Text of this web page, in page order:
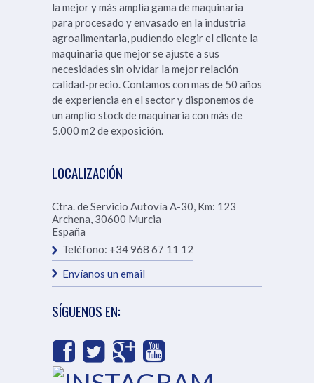
la mejor y más amplia gama de maquinaria
para procesado y envasado en la industria
agroalimentaria, pudiendo elegir el cliente la
maquinaria que mejor se ajuste a sus
necesidades sin olvidar la mejor relación
calidad-precio. Contamos con mas de 50 años
de experiencia en el sector y disponemos de
un amplio stock de maquinaria con más de
5.000 m2 de exposición.
LOCALIZACIÓN
Ctra. de Servicio Autovía A-30, Km: 123
Archena, 30600 Murcia
España
Teléfono: +34 968 67 11 12
Envíanos un email
SÍGUENOS EN: